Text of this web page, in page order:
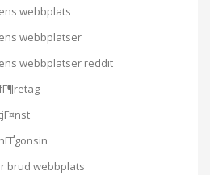
webbplats
webbplatser
webbplatser reddit
brud webbplats